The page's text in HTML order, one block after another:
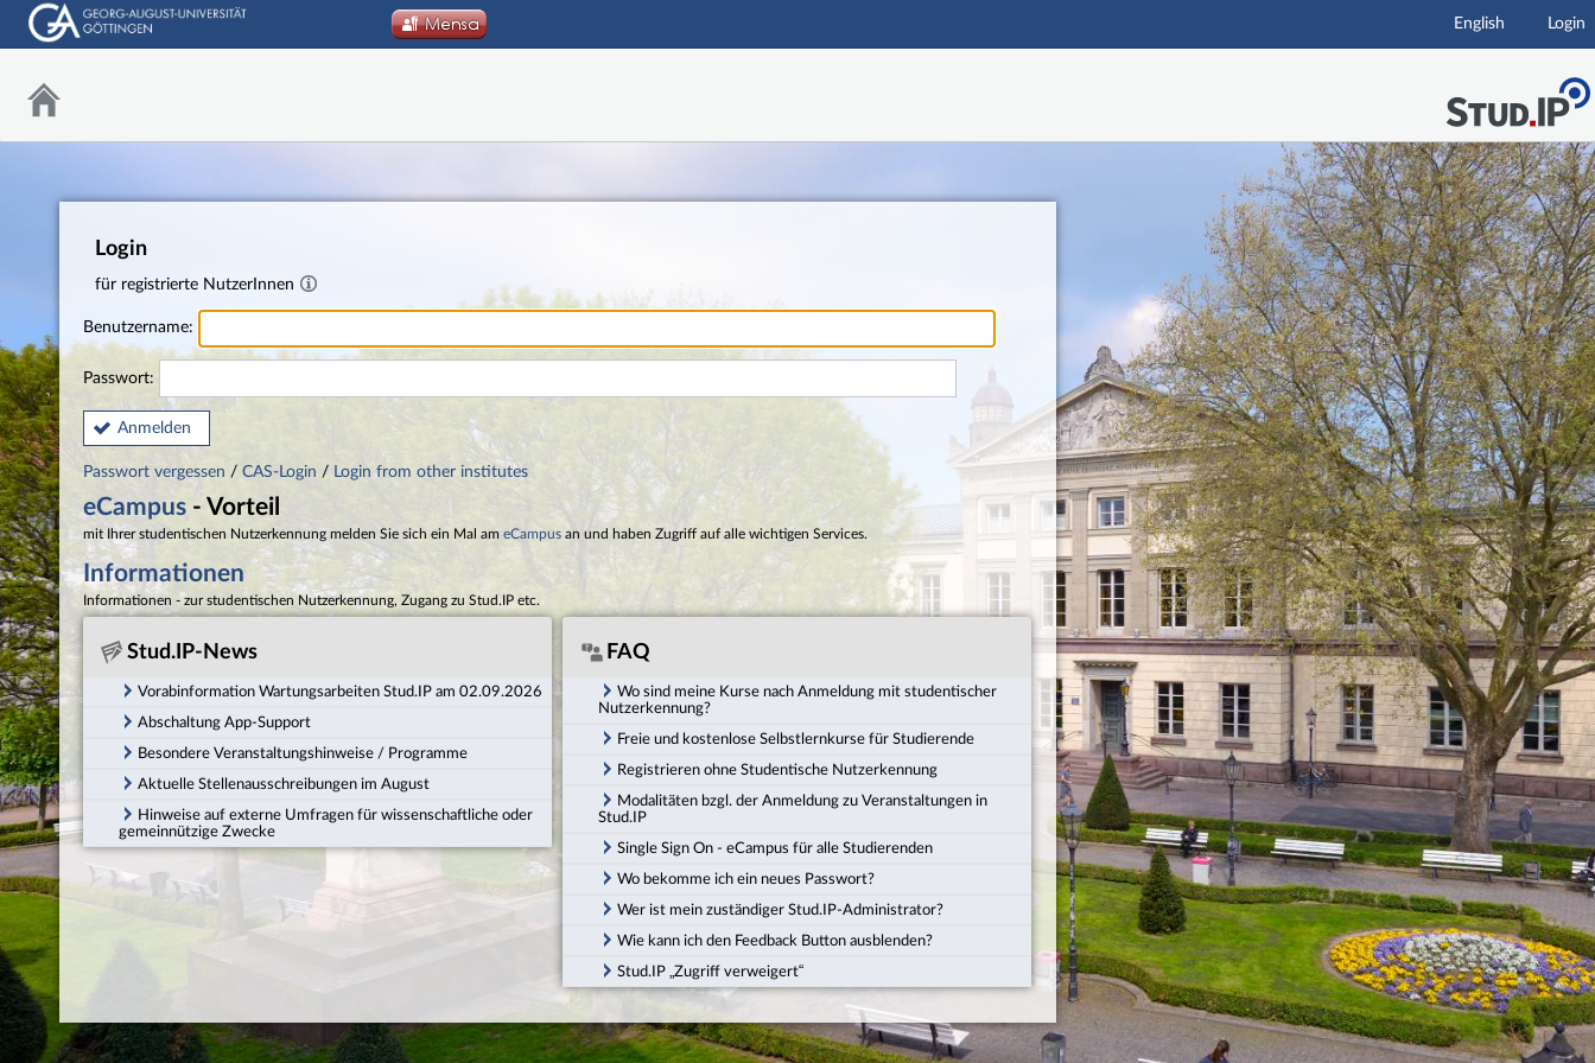
Hauptnavigation
English Login
Login
für registrierte NutzerInnen
Benutzername:
Passwort:
Anmelden
Passwort vergessen / CAS-Login / Login from other institutes
eCampus - Vorteil
mit Ihrer studentischen Nutzerkennung melden Sie sich ein Mal am eCampus an und haben Zugriff auf alle wichtigen Services.
Informationen
Informationen - zur studentischen Nutzerkennung, Zugang zu Stud.IP etc.
Stud.IP-News
Vorabinformation Wartungsarbeiten Stud.IP am 02.09.2026
Abschaltung App-Support
Besondere Veranstaltungshinweise / Programme
Aktuelle Stellenausschreibungen im August
Hinweise auf externe Umfragen für wissenschaftliche oder
gemeinnützige Zwecke
FAQ
Wo sind meine Kurse nach Anmeldung mit studentischer
Nutzerkennung?
Freie und kostenlose Selbstlernkurse für Studierende
Registrieren ohne Studentische Nutzerkennung
Modalitäten bzgl. der Anmeldung zu Veranstaltungen in
Stud.IP
Single Sign On - eCampus für alle Studierenden
Wo bekomme ich ein neues Passwort?
Wer ist mein zuständiger Stud.IP-Administrator?
Wie kann ich den Feedback Button ausblenden?
Stud.IP „Zugriff verweigert“